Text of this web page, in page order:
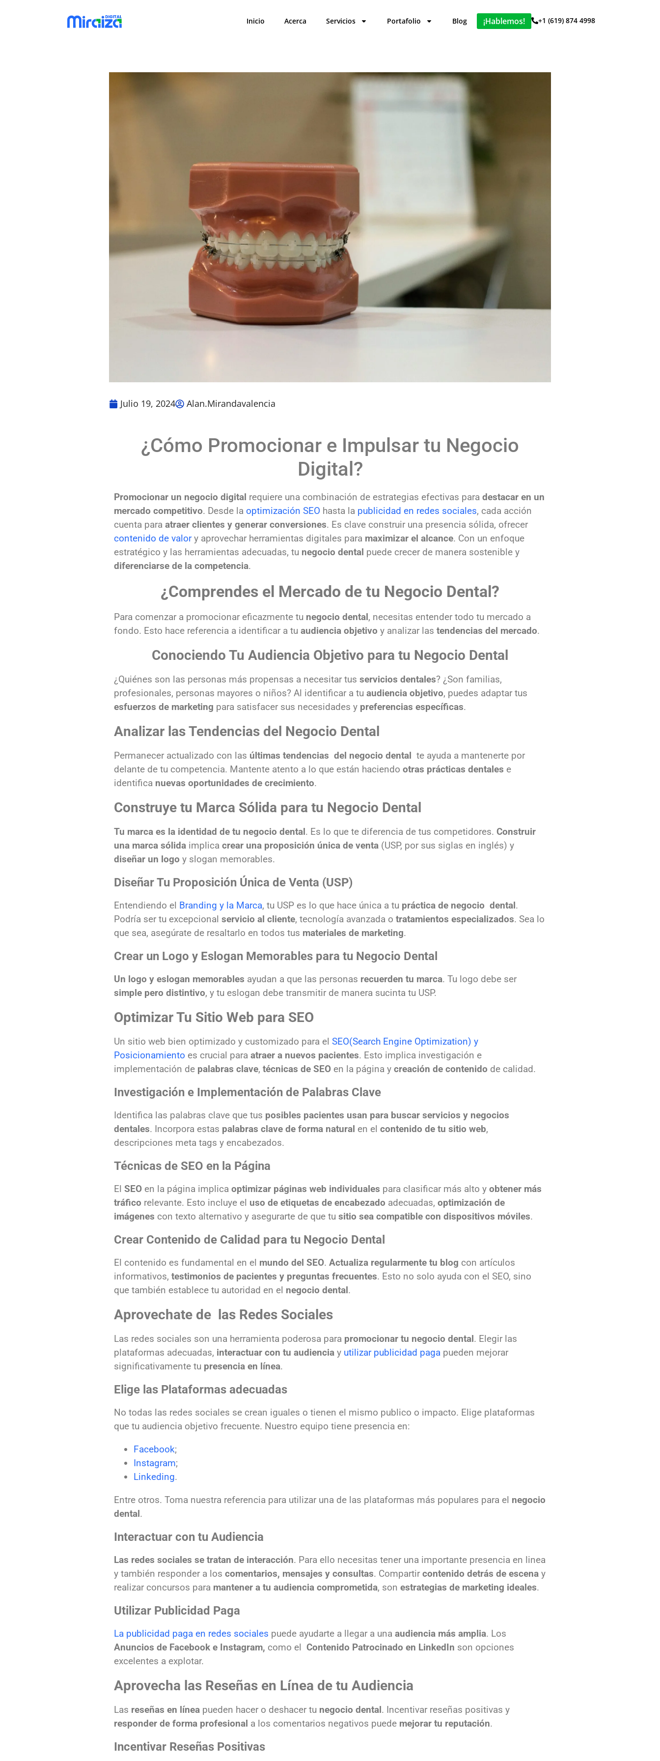
Inicio Acerca Servicios Portafolio Blog ¡Hablemos! +1 (619) 874 4998
Julio 19, 2024 Alan.mirandavalencia
¿Cómo Promocionar e Impulsar tu Negocio
Digital?
Promocionar un negocio digital requiere una combinación de estrategias efectivas para destacar en un
mercado competitivo. Desde la optimización SEO hasta la publicidad en redes sociales, cada acción
cuenta para atraer clientes y generar conversiones. Es clave construir una presencia sólida, ofrecer
contenido de valory aprovechar herramientas digitales para maximizar el alcance. Con un enfoque
estratégico y las herramientas adecuadas, tu negocio dental puede crecer de manera sostenible y
diferenciarse de la competencia.
¿Comprendes el Mercado de tu Negocio Dental?
Para comenzar a promocionar eficazmente tu negocio dental, necesitas entender todo tu mercado a
fondo. Esto hace referencia a identificar a tu audiencia objetivo y analizar las tendencias del mercado.
Conociendo Tu Audiencia Objetivo para tu Negocio Dental
¿Quiénes son las personas más propensas a necesitar tus servicios dentales? ¿Son familias,
profesionales, personas mayores o niños? Al identificar a tu audiencia objetivo, puedes adaptar tus
esfuerzos de marketing para satisfacer sus necesidades y preferencias específicas.
Analizar las Tendencias del Negocio Dental
Permanecer actualizado con las últimas tendencias del negocio dental te ayuda a mantenerte por
delante de tu competencia. Mantente atento a lo que están haciendo otras prácticas dentales e
identifica nuevas oportunidades de crecimiento.
Construye tu Marca Sólida para tu Negocio Dental
Tu marca es la identidad de tu negocio dental. Es lo que te diferencia de tus competidores. Construir
una marca sólida implica crear una proposición única de venta (USP, por sus siglas en inglés) y
diseñar un logo y slogan memorables.
Diseñar Tu Proposición Única de Venta (USP)
Entendiendo el Branding y la Marca, tu USP es lo que hace única a tu práctica de negocio dental.
Podría ser tu excepcional servicio al cliente, tecnología avanzada o tratamientos especializados. Sea lo
que sea, asegúrate de resaltarlo en todos tus materiales de marketing.
Crear un Logo y Eslogan Memorables para tu Negocio Dental
Un logo y eslogan memorables ayudan a que las personas recuerden tu marca. Tu logo debe ser
simple pero distintivo, y tu eslogan debe transmitir de manera sucinta tu USP.
Optimizar Tu Sitio Web para SEO
Un sitio web bien optimizado y customizado para el SEO(Search Engine Optimization) y
Posicionamiento es crucial para atraer a nuevos pacientes. Esto implica investigación e
implementación de palabras clave, técnicas de SEO en la página y creación de contenido de calidad.
Investigación e Implementación de Palabras Clave
Identifica las palabras clave que tus posibles pacientes usan para buscar servicios y negocios
dentales. Incorpora estas palabras clave de forma natural en el contenido de tu sitio web,
descripciones meta tags y encabezados.
Técnicas de SEO en la Página
El SEO en la página implica optimizar páginas web individuales para clasificar más alto y obtener más
tráfico relevante. Esto incluye el uso de etiquetas de encabezado adecuadas, optimización de
imágenes con texto alternativo y asegurarte de que tu sitio sea compatible con dispositivos móviles.
Crear Contenido de Calidad para tu Negocio Dental
El contenido es fundamental en el mundo del SEO. Actualiza regularmente tu blog con artículos
informativos, testimonios de pacientes y preguntas frecuentes. Esto no solo ayuda con el SEO, sino
que también establece tu autoridad en el negocio dental.
Aprovechate de las Redes Sociales
Las redes sociales son una herramienta poderosa para promocionar tu negocio dental. Elegir las
plataformas adecuadas, interactuar con tu audiencia y utilizar publicidad paga pueden mejorar
significativamente tu presencia en línea.
Elige las Plataformas adecuadas
No todas las redes sociales se crean iguales o tienen el mismo publico o impacto. Elige plataformas
que tu audiencia objetivo frecuente. Nuestro equipo tiene presencia en:
Facebook;
Instagram;
Linkeding.
Entre otros. Toma nuestra referencia para utilizar una de las plataformas más populares para el negocio
dental.
Interactuar con tu Audiencia
Las redes sociales se tratan de interacción. Para ello necesitas tener una importante presencia en linea
y también responder a los comentarios, mensajes y consultas. Compartir contenido detrás de escena y
realizar concursos para mantener a tu audiencia comprometida, son estrategias de marketing ideales.
Utilizar Publicidad Paga
La publicidad paga en redes sociales puede ayudarte a llegar a una audiencia más amplia. Los
Anuncios de Facebook e Instagram, como el Contenido Patrocinado en LinkedIn son opciones
excelentes a explotar.
Aprovecha las Reseñas en Línea de tu Audiencia
Las reseñas en línea pueden hacer o deshacer tu negocio dental. Incentivar reseñas positivas y
responder de forma profesional a los comentarios negativos puede mejorar tu reputación.
Incentivar Reseñas Positivas